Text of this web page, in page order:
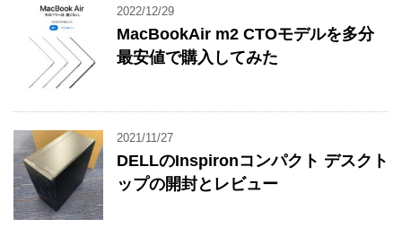
2022/12/29
MacBookAir m2 CTOモデルを多分
最安値で購入してみた
2021/11/27
DELLのInspironコンパクト デスクト
ップの開封とレビュー